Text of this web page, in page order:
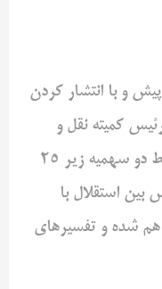
و با انتشار کردن
کمیته نقل و
انتقالات سازمان لیگ در رابطه شرایط دو سهمیه زیر 25
استقلال با
هم شده و تفسیرهای